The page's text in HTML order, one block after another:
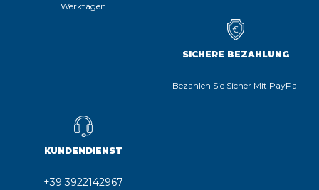
Werktagen
SICHERE BEZAHLUNG
Bezahlen Sie Sicher Mit PayPal
KUNDENDIENST
+39 3922142967